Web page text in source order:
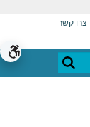
צרו קשר